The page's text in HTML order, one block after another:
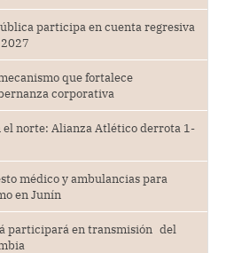
participa en cuenta regresiva
que fortalece
corporativa
el norte: Alianza Atlético derrota 1-
médico y ambulancias para
en Junín
participará en transmisión del